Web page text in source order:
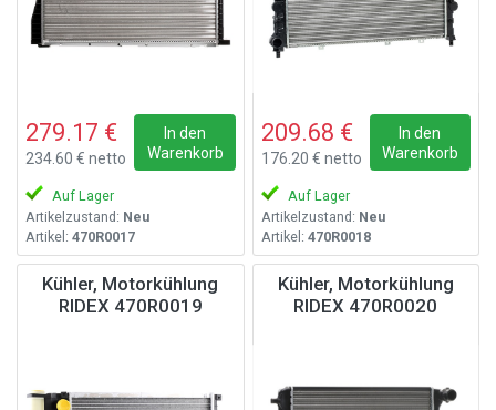
279.17 €
234.60 € netto
In den
Warenkorb
Auf Lager
Artikelzustand: Neu
Artikel: 470R0017
209.68 €
176.20 € netto
In den
Warenkorb
Auf Lager
Artikelzustand: Neu
Artikel: 470R0018
Kühler, Motorkühlung
RIDEX 470R0019
Kühler, Motorkühlung
RIDEX 470R0020